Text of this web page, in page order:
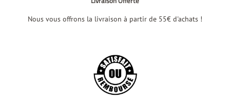
Nous vous offrons la livraison à partir de 55€ d'achats !